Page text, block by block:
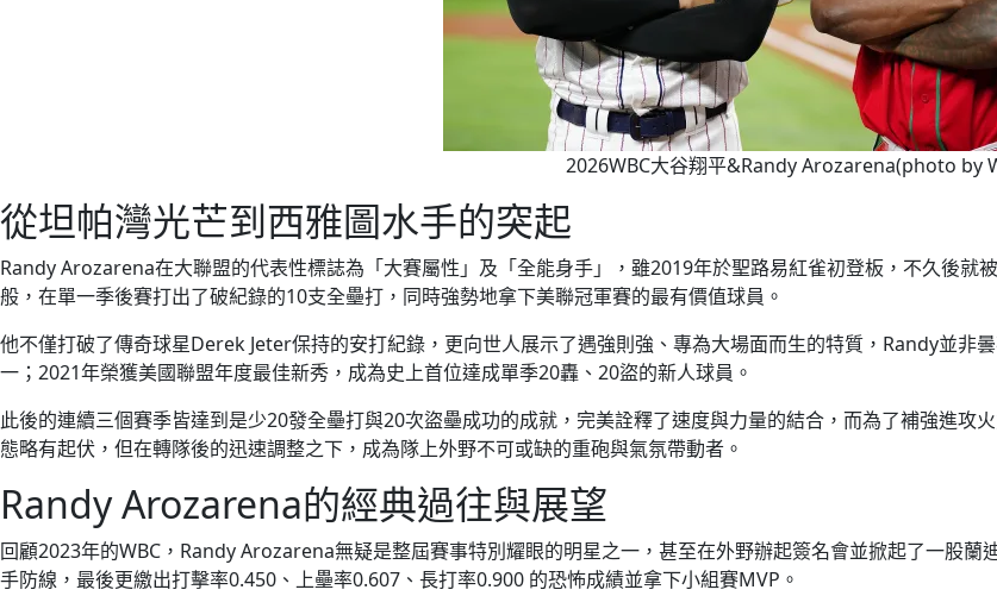
2026WBC大谷翔平&Randy Arozarena(photo by
從坦帕灣光芒到西雅圖水手的突起
Randy Arozarena在大聯盟的代表性標誌為「大賽屬性」及「全能身手」，雖2019年於聖路易紅雀初登板，不久後就
般，在單一季後賽打出了破紀錄的10支全壘打，同時強勢地拿下美聯冠軍賽的最有價值球員。
他不僅打破了傳奇球星Derek Jeter保持的安打紀錄，更向世人展示了遇強則強、專為大場面而生的特質，Randy並非
一；2021年榮獲美國聯盟年度最佳新秀，成為史上首位達成單季20轟、20盜的新人球員。
此後的連續三個賽季皆達到是少20發全壘打與20次盜壘成功的成就，完美詮釋了速度與力量的結合，而為了補強進
態略有起伏，但在轉隊後的迅速調整之下，成為隊上外野不可或缺的重砲與氣氛帶動者。
Randy Arozarena的經典過往與展望
回顧2023年的WBC，Randy Arozarena無疑是整屆賽事特別耀眼的明星之一，甚至在外野辦起簽名會並掀起了一股
手防線，最後更繳出打擊率0.450、上壘率0.607、長打率0.900 的恐怖成績並拿下小組賽MVP。